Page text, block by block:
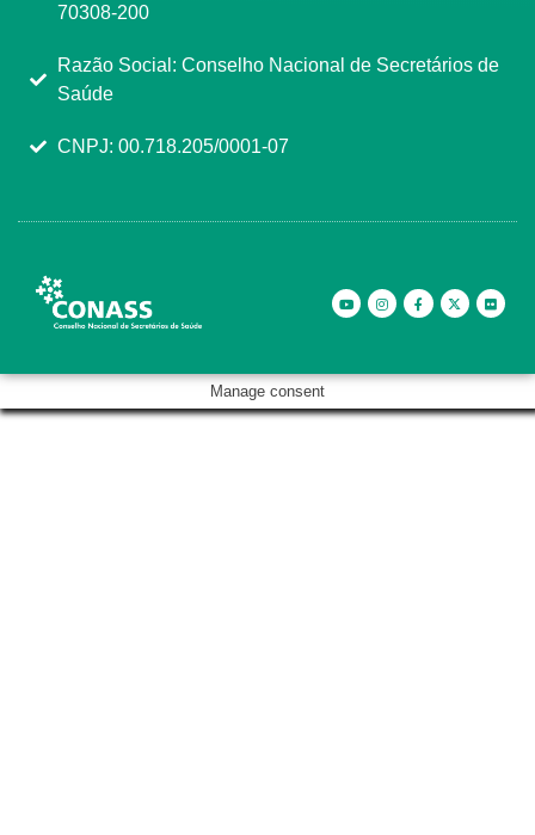
70308-200
Razão Social: Conselho Nacional de Secretários de
Saúde
CNPJ: 00.718.205/0001-07
Manage consent